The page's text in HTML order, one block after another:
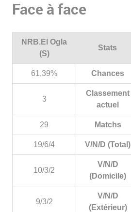
Face à face
NRB.El Ogla
(S)
Stats
61,39% Chances
3
Classement
actuel
29 Matchs
19/6/4 V/N/D (Total)
10/3/2
V/N/D
(Domicile)
9/3/2
V/N/D
(Extérieur)